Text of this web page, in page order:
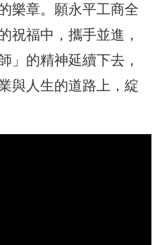
樂章。願永平工商全
祝福中，攜手並進，
」的精神延續下去，
與人生的道路上，綻